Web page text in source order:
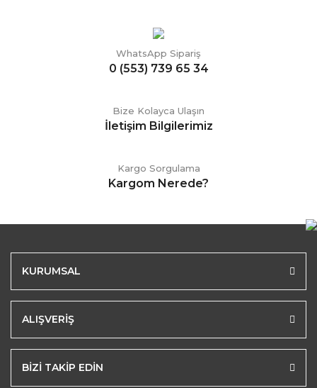
WhatsApp Sipariş
0 (553) 739 65 34
Bize Kolayca Ulaşın
İletişim Bilgilerimiz
Kargo Sorgulama
Kargom Nerede?
KURUMSAL
ALIŞVERİŞ
BİZİ TAKİP EDİN